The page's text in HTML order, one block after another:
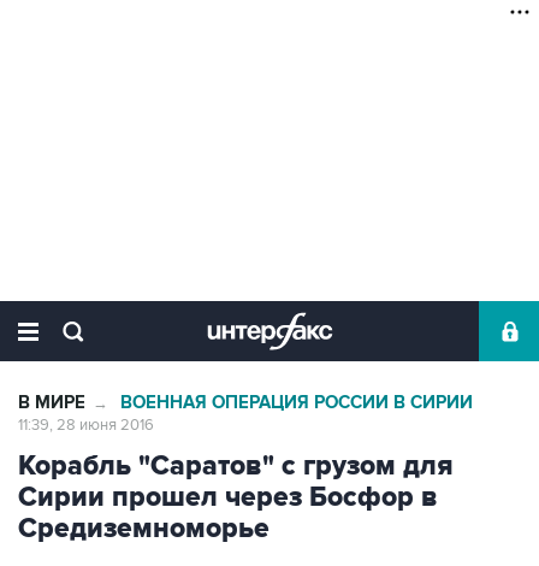
В МИРЕ → ВОЕННАЯ ОПЕРАЦИЯ РОССИИ В СИРИИ
11:39, 28 июня 2016
Корабль "Саратов" с грузом для
Сирии прошел через Босфор в
Средиземноморье